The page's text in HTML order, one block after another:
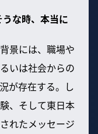
な時、本当に
景には、職場や
いは社会からの
が存在する。し
、そして東日本
れたメッセージ